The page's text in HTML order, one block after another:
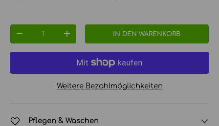
Anzahl
MENGE VERRINGERNMENGE ERHÖHENIN DEN WARENKORB
Weitere Bezahlmöglichkeiten
Pflegen & Waschen